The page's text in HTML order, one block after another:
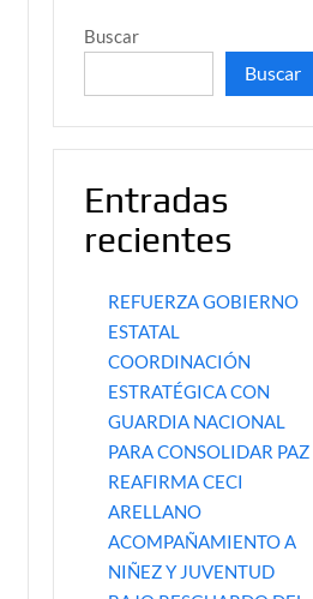
Buscar
Buscar
Entradas
recientes
REFUERZA GOBIERNO
ESTATAL
COORDINACIÓN
ESTRATÉGICA CON
GUARDIA NACIONAL
PARA CONSOLIDAR PAZ
REAFIRMA CECI
ARELLANO
ACOMPAÑAMIENTO A
NIÑEZ Y JUVENTUD